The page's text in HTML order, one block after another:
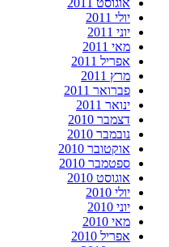
אוגוסט 2011
יולי 2011
יוני 2011
מאי 2011
אפריל 2011
מרץ 2011
פברואר 2011
ינואר 2011
דצמבר 2010
נובמבר 2010
אוקטובר 2010
ספטמבר 2010
אוגוסט 2010
יולי 2010
יוני 2010
מאי 2010
אפריל 2010